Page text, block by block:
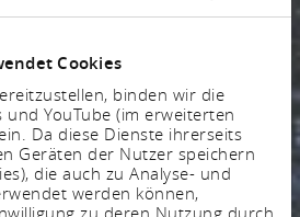
Cookies
binden wir die
und YouTube (im erweiterten
Da diese Dienste ihrerseits
Geräten der Nutzer speichern
die auch zu Analyse- und
werden können,
zu deren Nutzung durch